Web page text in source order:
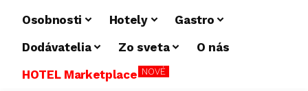
Osobnosti
Hotely
Gastro
Dodávatelia
Zo sveta
O nás
HOTEL Marketplace NOVÉ